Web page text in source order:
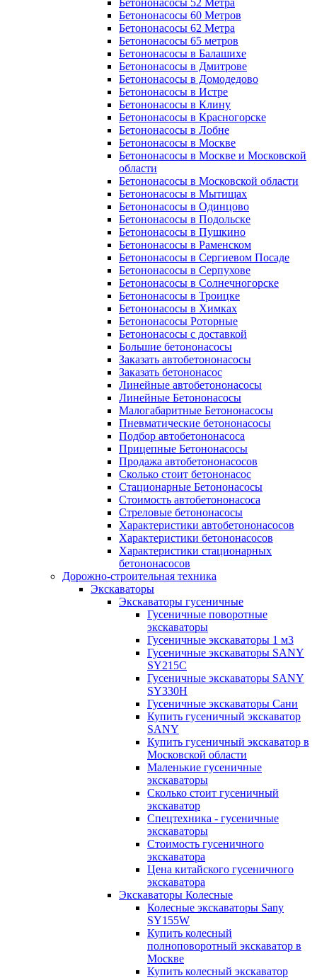
Бетононасосы 52 Метра
Бетононасосы 60 Метров
Бетононасосы 62 Метра
Бетононасосы 65 метров
Бетононасосы в Балашихе
Бетононасосы в Дмитрове
Бетононасосы в Домодедово
Бетононасосы в Истре
Бетононасосы в Клину
Бетононасосы в Красногорске
Бетононасосы в Лобне
Бетононасосы в Москве
Бетононасосы в Москве и Московской
области
Бетононасосы в Московской области
Бетононасосы в Мытищах
Бетононасосы в Одинцово
Бетононасосы в Подольске
Бетононасосы в Пушкино
Бетононасосы в Раменском
Бетононасосы в Сергиевом Посаде
Бетононасосы в Серпухове
Бетононасосы в Солнечногорске
Бетононасосы в Троицке
Бетононасосы в Химках
Бетононасосы Роторные
Бетононасосы с доставкой
Большие бетононасосы
Заказать автобетононасосы
Заказать бетононасос
Линейные автобетононасосы
Линейные Бетононасосы
Малогабаритные Бетононасосы
Пневматические бетононасосы
Подбор автобетононасоса
Прицепные Бетононасосы
Продажа автобетононасосов
Сколько стоит бетононасос
Стационарные Бетононасосы
Стоимость автобетононасоса
Стреловые бетононасосы
Характеристики автобетононасосов
Характеристики бетононасосов
Характеристики стационарных
бетононасосов
Дорожно-строительная техника
Экскаваторы
Экскаваторы гусеничные
Гусеничные поворотные
экскаваторы
Гусеничные экскаваторы 1 м3
Гусеничные экскаваторы SANY
SY215C
Гусеничные экскаваторы SANY
SY330H
Гусеничные экскаваторы Сани
Купить гусеничный экскаватор
SANY
Купить гусеничный экскаватор в
Московской области
Маленькие гусеничные
экскаваторы
Сколько стоит гусеничный
экскаватор
Спецтехника - гусеничные
экскаваторы
Стоимость гусеничного
экскаватора
Цена китайского гусеничного
экскаватора
Экскаваторы Колесные
Колесные экскаваторы Sany
SY155W
Купить колесный
полноповоротный экскаватор в
Москве
Купить колесный экскаватор